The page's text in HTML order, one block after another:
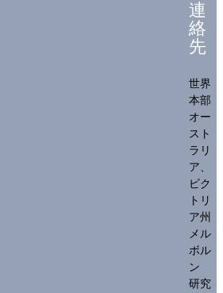
連
絡
先
世界
本部
オー
スト
ラリ
ア、
ビク
トリ
ア州
メル
ボル
ン
研究